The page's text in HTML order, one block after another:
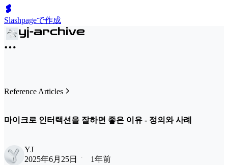
Slashpageで作成
Reference Articles
마이크로 인터랙션을 잘하면 좋은 이유 - 정의와 사례
YJ
2025年6月25日
1年前